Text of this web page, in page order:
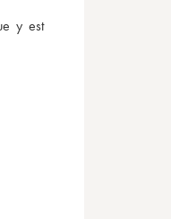
y est